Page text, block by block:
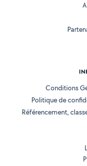
Conditions
Politique de
Référencement,